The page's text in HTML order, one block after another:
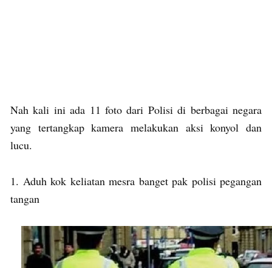
Nah kali ini ada 11 foto dari Polisi di berbagai negara
yang tertangkap kamera melakukan aksi konyol dan
lucu.
1. Aduh kok keliatan mesra banget pak polisi pegangan
tangan